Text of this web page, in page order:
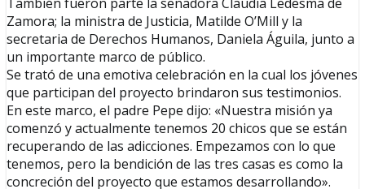
Zamora; la ministra de Justicia, Matilde O’Mill y la
secretaria de Derechos Humanos, Daniela Águila, junto a
un importante marco de público.
Se trató de una emotiva celebración en la cual los jóvenes
que participan del proyecto brindaron sus testimonios.
En este marco, el padre Pepe dijo: «Nuestra misión ya
comenzó y actualmente tenemos 20 chicos que se están
recuperando de las adicciones. Empezamos con lo que
tenemos, pero la bendición de las tres casas es como la
concreción del proyecto que estamos desarrollando».